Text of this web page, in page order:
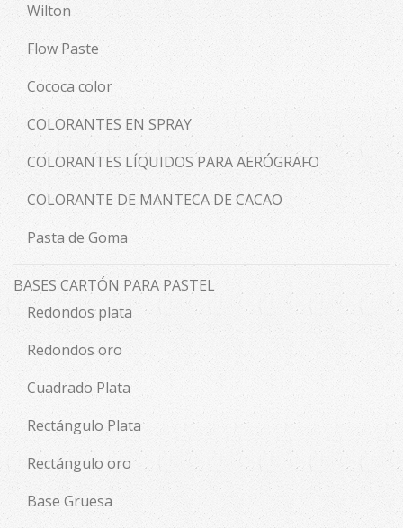
Wilton
Flow Paste
Cococa color
COLORANTES EN SPRAY
COLORANTES LÍQUIDOS PARA AERÓGRAFO
COLORANTE DE MANTECA DE CACAO
Pasta de Goma
BASES CARTÓN PARA PASTEL
Redondos plata
Redondos oro
Cuadrado Plata
Rectángulo Plata
Rectángulo oro
Base Gruesa